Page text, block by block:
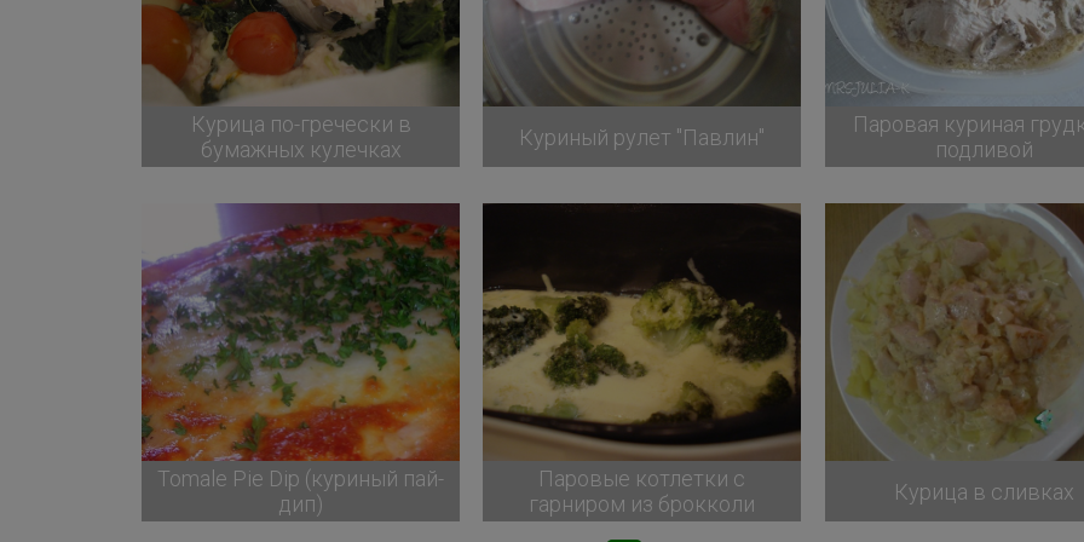
Курица по-гречески в
бумажных кулечках
Куриный рулет "Павлин"
Паровая куриная
подливой
Tomale Pie Dip (куриный пай-
дип)
Паровые котлетки с
гарниром из брокколи
Курица в сливках